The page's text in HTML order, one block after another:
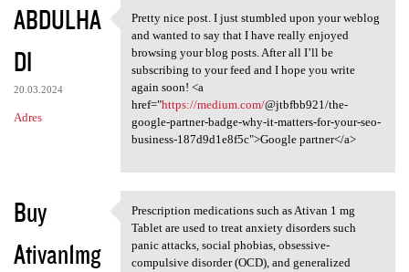
ABDULHA
DI
20.03.2024
Adres
Pretty nice post. I just
Pretty nice post. I just stumbled upon your weblog
and wanted to say that I have really enjoyed
browsing your blog posts. After all I’ll be
subscribing to your feed and I hope you write
again soon! <a
href="https://medium.com/@jtbfbb921/the-
google-partner-badge-why-it-matters-for-your-seo-
business-187d9d1e8f5c">Google partner</a>
Buy
Ativan1mg
Prescription medications such
Prescription medications such as Ativan 1 mg
Tablet are used to treat anxiety disorders such
panic attacks, social phobias, obsessive-
compulsive disorder (OCD), and generalized